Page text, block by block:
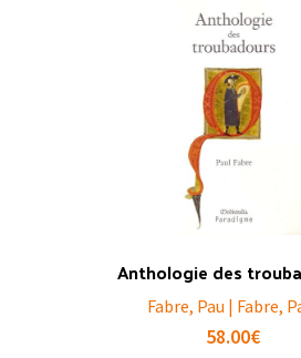
Anthologie des
Fabre, Pau | Fabre,
58.00€